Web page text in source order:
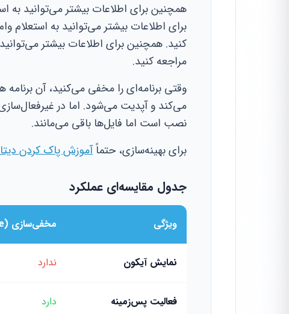
همچنین برای اطلاعات بیشتر می‌توانید به
برای اطلاعات بیشتر می‌توانید به استعلام
کنید. همچنین برای اطلاعات بیشتر
مراجعه کنید.
وقتی برنامه‌ای را مخفی می‌کنید، آن
می‌کند و آپدیت می‌شود. اما در
نصب است اما فایل‌ها باقی می‌مانند.
برای بهینه‌سازی، حتماًآموزش پاک کردن دیتا
جدول مقایسه‌ای عملکرد
ویژگی مخفی‌سازی (Hide)
نمایش آیکون ندارد
فعالیت پس‌زمینه دارد